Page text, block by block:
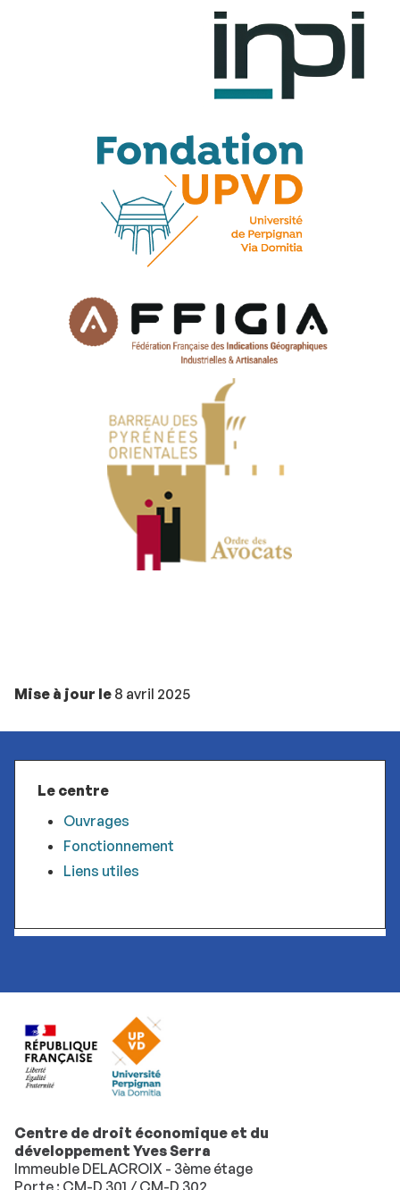
Mise à jour le 8 avril 2025
Le centre
Ouvrages
Fonctionnement
Liens utiles
Centre de droit économique et du
développement Yves Serra
Immeuble DELACROIX - 3ème étage
Porte : CM-D 301 / CM-D 302